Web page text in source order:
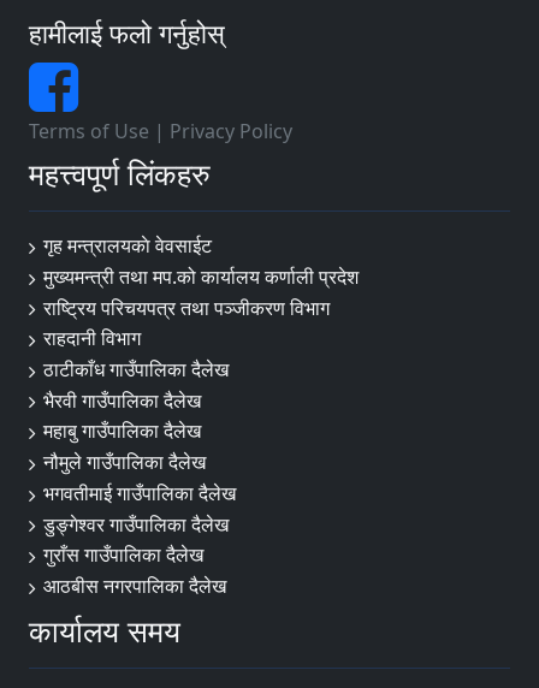
हामीलाई फलो गर्नुहोस्
Terms of Use | Privacy Policy
महत्त्वपूर्ण लिंकहरु
गृह मन्त्रालयकाे वेवसाईट
मुख्यमन्त्री तथा मप.को कार्यालय कर्णाली प्रदेश
राष्ट्रिय परिचयपत्र तथा पञ्जीकरण विभाग
राहदानी विभाग
ठाटीकाँध गाउँपालिका दैलेख
भैरवी गाउँपालिका दैलेख
महाबु गाउँपालिका दैलेख
नौमुले गाउँपालिका दैलेख
भगवतीमाई गाउँपालिका दैलेख
डुङ्गेश्वर गाउँपालिका दैलेख
गुराँस गाउँपालिका दैलेख
आठबीस नगरपालिका दैलेख
कार्यालय समय